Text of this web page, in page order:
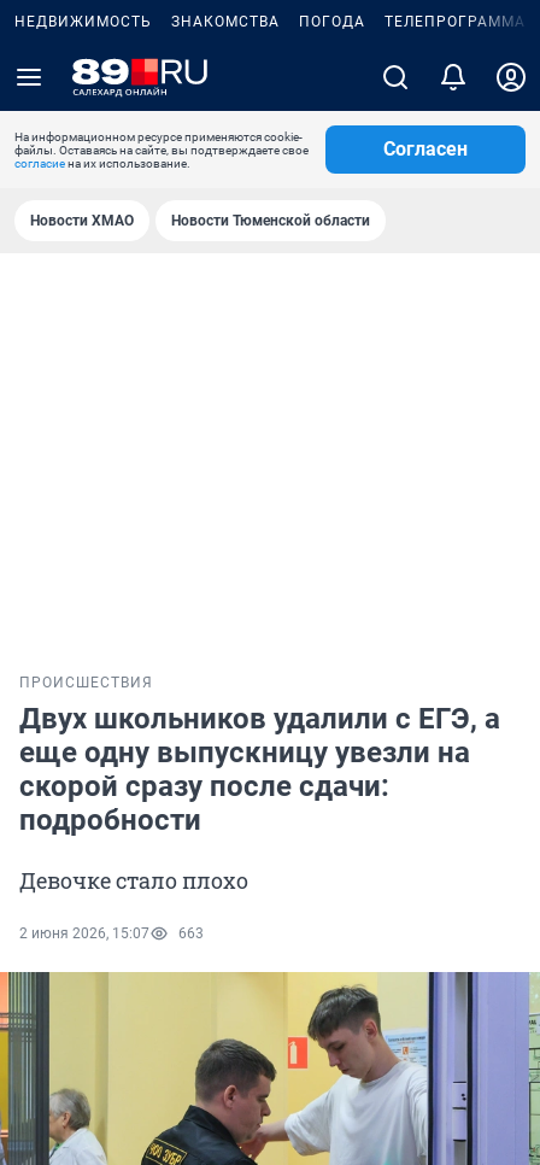
НЕДВИЖИМОСТЬ ЗНАКОМСТВА ПОГОДА ТЕЛЕПРОГРАММА
На информационном ресурсе применяются cookie-
файлы. Оставаясь на сайте, вы подтверждаете свое
согласиена их использование.
Согласен
Новости ХМАО Новости Тюменской области
ПРОИСШЕСТВИЯ
Двух школьников удалили с ЕГЭ, а
еще одну выпускницу увезли на
скорой сразу после сдачи:
подробности
Девочке стало плохо
2 июня 2026, 15:07 663